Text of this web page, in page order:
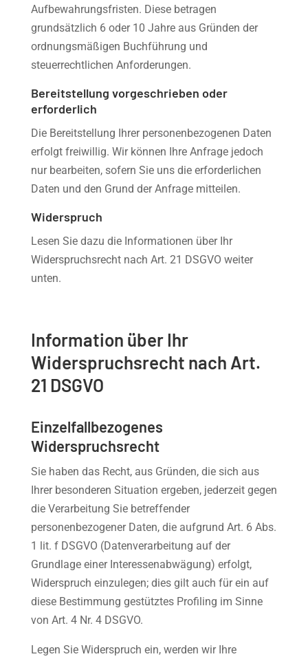
Aufbewahrungsfristen. Diese betragen
grundsätzlich 6 oder 10 Jahre aus Gründen der
ordnungsmäßigen Buchführung und
steuerrechtlichen Anforderungen.
Bereitstellung vorgeschrieben oder
erforderlich
Die Bereitstellung Ihrer personenbezogenen Daten
erfolgt freiwillig. Wir können Ihre Anfrage jedoch
nur bearbeiten, sofern Sie uns die erforderlichen
Daten und den Grund der Anfrage mitteilen.
Widerspruch
Lesen Sie dazu die Informationen über Ihr
Widerspruchsrecht nach Art. 21 DSGVO weiter
unten.
Information über Ihr
Widerspruchsrecht nach Art.
21 DSGVO
Einzelfallbezogenes
Widerspruchsrecht
Sie haben das Recht, aus Gründen, die sich aus
Ihrer besonderen Situation ergeben, jederzeit gegen
die Verarbeitung Sie betreffender
personenbezogener Daten, die aufgrund Art. 6 Abs.
1 lit. f DSGVO (Datenverarbeitung auf der
Grundlage einer Interessenabwägung) erfolgt,
Widerspruch einzulegen; dies gilt auch für ein auf
diese Bestimmung gestütztes Profiling im Sinne
von Art. 4 Nr. 4 DSGVO.
Legen Sie Widerspruch ein, werden wir Ihre